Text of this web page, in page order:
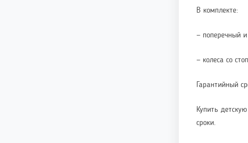
В комплекте:
— поперечный
— колеса со
Гарантийный
Купить
сроки.